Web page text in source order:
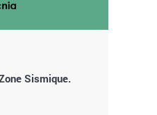
Sismique.